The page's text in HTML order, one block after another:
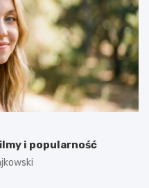
i popularność